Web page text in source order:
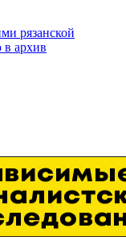
рязанской
архив